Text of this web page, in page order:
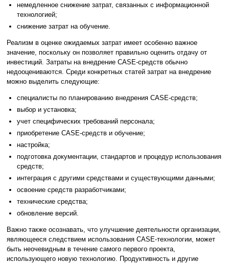
немедленное снижение затрат, связанных с информационной
технологией;
снижение затрат на обучение.
Реализм в оценке ожидаемых затрат имеет особенно важное
значение, поскольку он позволяет правильно оценить отдачу от
инвестиций. Затраты на внедрение CASE-средств обычно
недооцениваются. Среди конкретных статей затрат на внедрение
можно выделить следующие:
специалисты по планированию внедрения CASE-средств;
выбор и установка;
учет специфических требований персонала;
приобретение CASE-средств и обучение;
настройка;
подготовка документации, стандартов и процедур использования
средств;
интеграция с другими средствами и существующими данными;
освоение средств разработчиками;
технические средства;
обновление версий.
Важно также осознавать, что улучшение деятельности организации,
являющееся следствием использования CASE-технологии, может
быть неочевидным в течение самого первого проекта,
использующего новую технологию. Продуктивность и другие